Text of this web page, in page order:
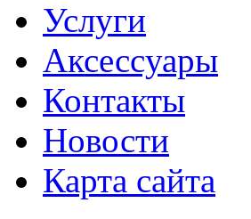
Услуги
Аксесcуары
Контакты
Новости
Карта сайта